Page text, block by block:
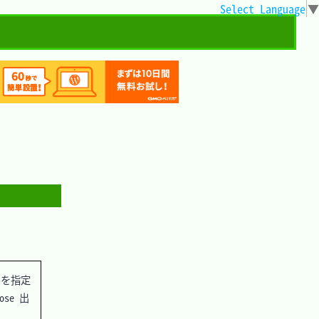
Select Language▼
指定
出